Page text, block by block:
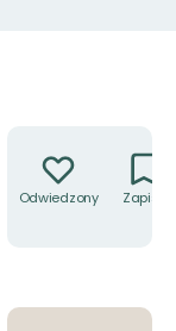
Odwiedzony Zapisz